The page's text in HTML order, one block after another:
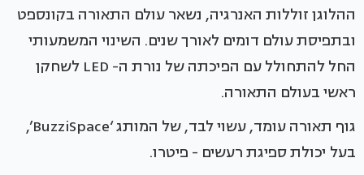
ההלוגן זוללות האנרגיה, נשאר עולם התאורה בקונספט
ובתפיסת עולם דומים לאורך שנים. השינוי המשמעותי
החל להתחולל עם הפיכתה של נורת ה- LED לשחקן
ראשי בעולם התאורה.
גוף תאורה עומד, עשוי לבד, של המותג ‘BuzziSpace’,
בעל יכולת ספיגת רעשים - פיטרו.